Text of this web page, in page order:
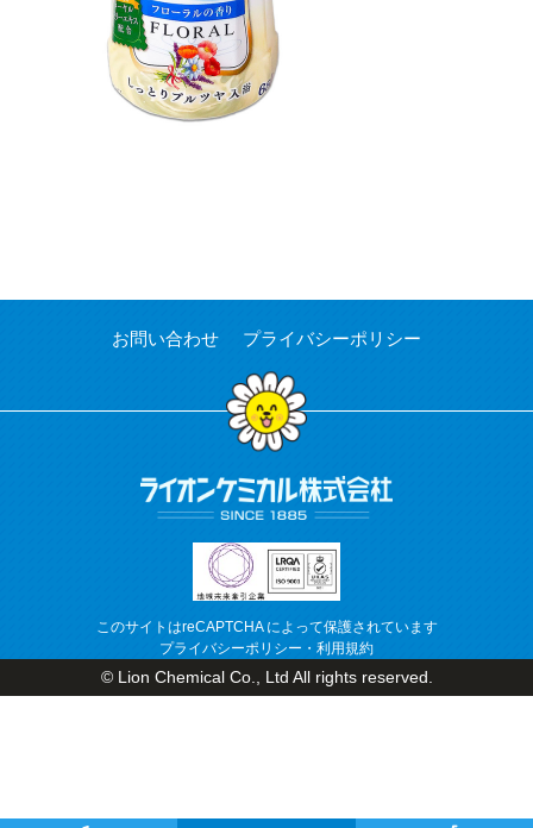
お問い合わせ プライバシーポリシー
このサイトはreCAPTCHA によって保護されています
プライバシーポリシー ・ 利用規約
© Lion Chemical Co., Ltd All rights reserved.